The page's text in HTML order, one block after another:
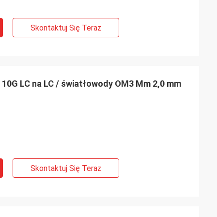
są również mileSkontaktuj Się Teraz
LC na LC / światłowody OM3 Mm 2,0 mm
Skontaktuj Się Teraz